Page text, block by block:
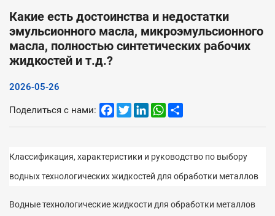
Какие есть достоинства и недостатки
эмульсионного масла, микроэмульсионного
масла, полностью синтетических рабочих
жидкостей и т.д.?
2026-05-26
Поделиться с нами:
Facebook
TwitterLinkedInWhatsApp
Классификация, характеристики и руководство по выбору
водных технологических жидкостей для обработки металлов
Водные технологические жидкости для обработки металлов